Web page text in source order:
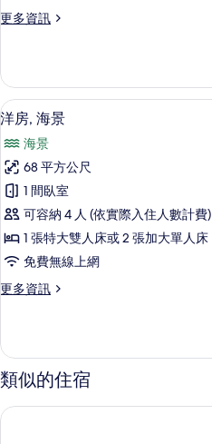
景
的
所
有
相
片
更多資訊
更
客
房,
花
景
觀
的
詳
情
顯
洋
房,
海
景
的
有
片
6
洋房, 海景
海景
68 平方公尺
1 間臥室
可容納 4 人 (依實際入住人數計費)
1 張特大雙人床或 2 張加大單人床
免費無線上網
更多資訊
更
海
景
的
情
類似的住宿
芽莊海岸住宅飯店